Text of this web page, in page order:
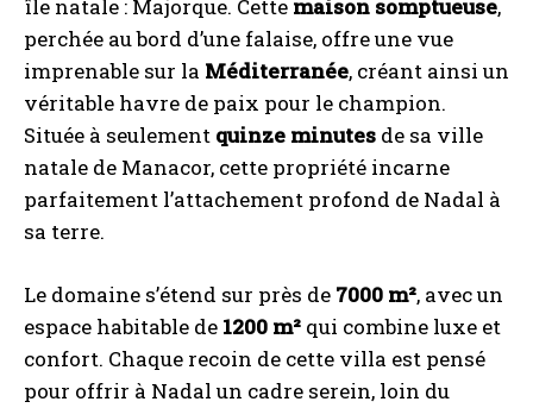
île natale : Majorque. Cette maison somptueuse,
perchée au bord d’une falaise, offre une vue
imprenable sur la Méditerranée, créant ainsi un
véritable havre de paix pour le champion.
Située à seulement quinze minutes de sa ville
natale de Manacor, cette propriété incarne
parfaitement l’attachement profond de Nadal à
sa terre.
Le domaine s’étend sur près de 7000 m², avec un
espace habitable de 1200 m² qui combine luxe et
confort. Chaque recoin de cette villa est pensé
pour offrir à Nadal un cadre serein, loin du